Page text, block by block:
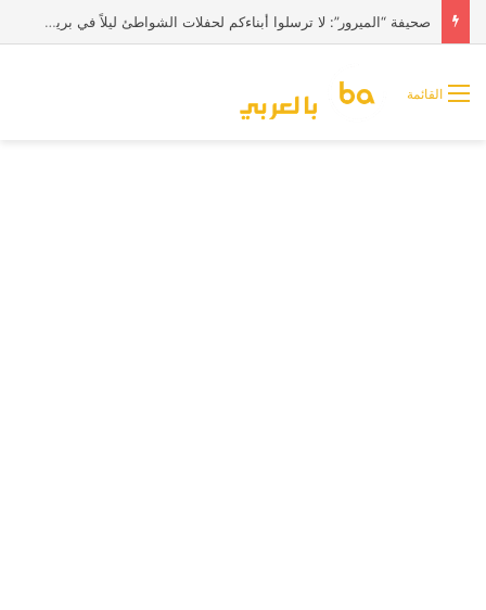
صحيفة “الميرور”: لا ترسلوا أبناءكم لحفلات الشواطئ ليلاً في بريطانيا
القائمة